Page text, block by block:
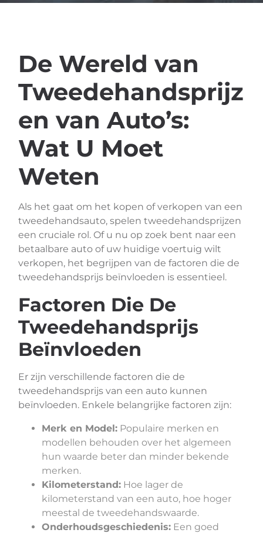
De Wereld van
Tweedehandsprijz
en van Auto’s:
Wat U Moet
Weten
Als het gaat om het kopen of verkopen van een
tweedehandsauto, spelen tweedehandsprijzen
een cruciale rol. Of u nu op zoek bent naar een
betaalbare auto of uw huidige voertuig wilt
verkopen, het begrijpen van de factoren die de
tweedehandsprijs beïnvloeden is essentieel.
Factoren Die De
Tweedehandsprijs
Beïnvloeden
Er zijn verschillende factoren die de
tweedehandsprijs van een auto kunnen
beïnvloeden. Enkele belangrijke factoren zijn:
Merk en Model: Populaire merken en
modellen behouden over het algemeen
hun waarde beter dan minder bekende
merken.
Kilometerstand: Hoe lager de
kilometerstand van een auto, hoe hoger
meestal de tweedehandswaarde.
Onderhoudsgeschiedenis: Een goed